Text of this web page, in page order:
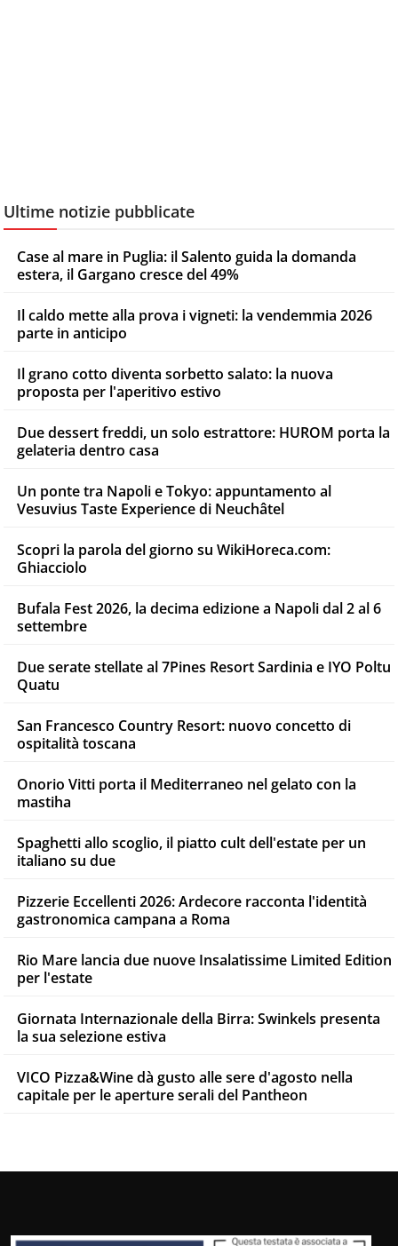
Ultime notizie pubblicate
Case al mare in Puglia: il Salento guida la domanda
estera, il Gargano cresce del 49%
Il caldo mette alla prova i vigneti: la vendemmia 2026
parte in anticipo
Il grano cotto diventa sorbetto salato: la nuova
proposta per l'aperitivo estivo
Due dessert freddi, un solo estrattore: HUROM porta la
gelateria dentro casa
Un ponte tra Napoli e Tokyo: appuntamento al
Vesuvius Taste Experience di Neuchâtel
Scopri la parola del giorno su WikiHoreca.com:
Ghiacciolo
Bufala Fest 2026, la decima edizione a Napoli dal 2 al 6
settembre
Due serate stellate al 7Pines Resort Sardinia e IYO Poltu
Quatu
San Francesco Country Resort: nuovo concetto di
ospitalità toscana
Onorio Vitti porta il Mediterraneo nel gelato con la
mastiha
Spaghetti allo scoglio, il piatto cult dell'estate per un
italiano su due
Pizzerie Eccellenti 2026: Ardecore racconta l'identità
gastronomica campana a Roma
Rio Mare lancia due nuove Insalatissime Limited Edition
per l'estate
Giornata Internazionale della Birra: Swinkels presenta
la sua selezione estiva
VICO Pizza&Wine dà gusto alle sere d'agosto nella
capitale per le aperture serali del Pantheon